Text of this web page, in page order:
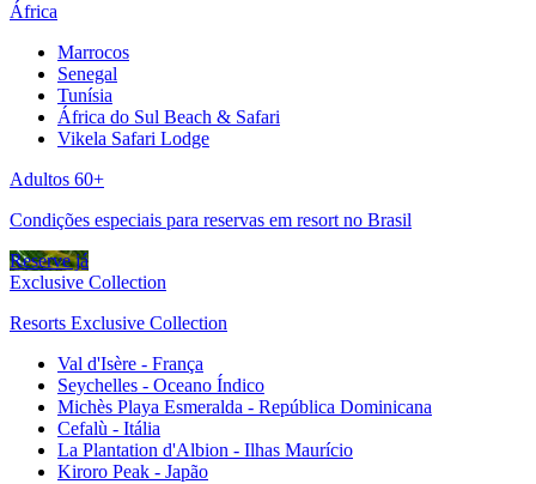
África
Marrocos
Senegal
Tunísia
África do Sul Beach & Safari
Vikela Safari Lodge
Adultos 60+
Condições especiais para reservas em resort no Brasil
Reserve já
Exclusive Collection
Resorts Exclusive Collection
Val d'Isère - França
Seychelles - Oceano Índico
Michès Playa Esmeralda - República Dominicana
Cefalù - Itália
La Plantation d'Albion - Ilhas Maurício
Kiroro Peak - Japão